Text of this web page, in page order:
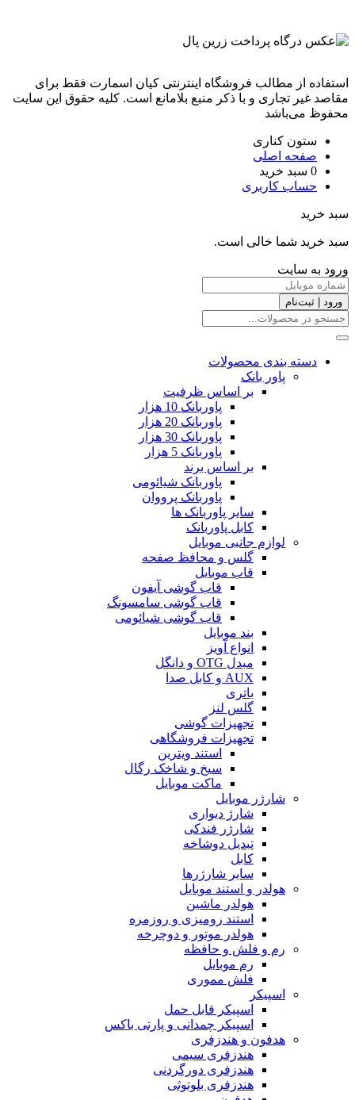
استفاده از مطالب فروشگاه اینترنتی کیان اسمارت فقط برای
مقاصد غیر تجاری و با ذکر منبع بلامانع است. کليه حقوق اين سايت
محفوظ می‌باشد
ستون کناری
صفحه اصلی
0 سبد خرید
حساب کاربری
سبد خرید
سبد خرید شما خالی است.
ورود به سایت
ورود | ثبت‌نام
دسته بندی محصولات
پاور بانک
بر اساس ظرفیت
پاوربانک 10 هزار
پاوربانک 20 هزار
پاوربانک 30 هزار
پاوربانک 5 هزار
بر اساس برند
پاوربانک شیائومی
پاوربانک پرووان
سایر پاوربانک ها
کابل پاوربانک
لوازم جانبی موبایل
گلس و محافظ صفحه
قاب موبایل
قاب گوشی آیفون
قاب گوشی سامسونگ
قاب گوشی شیائومی
بند موبایل
انواع آویز
مبدل OTG و دانگل
AUX و کابل صدا
باتری
گلس لنز
تجهیزات گوشی
تجهیزات فروشگاهی
استند ویترین
سیخ و شاخک رگال
ماکت موبایل
شارژر موبایل
شارژ دیواری
شارژر فندکی
تبدیل دوشاخه
کابل
سایر شارژرها
هولدر و استند موبایل
هولدر ماشین
استند رومیزی و روزمره
هولدر موتور و دوچرخه
رم و فلش و حافظه
رم موبایل
فلش مموری
اسپیکر
اسپیکر قابل حمل
اسپیکر چمدانی و پارتی باکس
هدفون و هندزفری
هندزفری سیمی
هندزفری دورگردنی
هندزفری بلوتوثی